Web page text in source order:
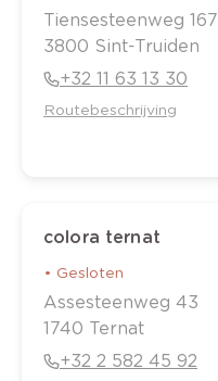
Tiensesteenweg 167
3800 Sint-Truiden
+32 11 63 13 30
Routebeschrijving
colora ternat
• Gesloten
Assesteenweg 43
1740 Ternat
+32 2 582 45 92